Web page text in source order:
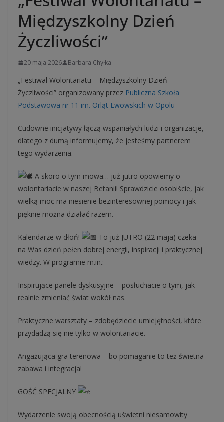
Międzyszkolny Dzień
Życzliwości”
20 maja 2026 Barbara Chyłka
„Festiwal Wolontariatu – Międzyszkolny Dzień
Życzliwości” organizowany przez Publiczna Szkoła
Podstawowa nr 11 im. Orląt Lwowskich w Opolu
Cudowne inicjatywy łączą wspaniałych ludzi i organizacje,
dlatego z dumą informujemy, że jesteśmy partnerem
tego wydarzenia.
A skoro o tym mowa… już jutro opowiemy o
wolontariacie w naszej Betanii! Sprawdzicie osobiście, jak
wielką moc ma niesienie bezinteresownej pomocy i jak
pięknie można działać razem.
Kalendarze w dłoń!
To już JUTRO (22 maja) czeka
na Was dzień pełen dobrej energii, inspiracji i praktycznej
wiedzy. W programie m.in.:
Inspirujące panele dyskusyjne – posłuchacie o tym, jak
realnie zmieniać świat wokół nas.
Praktyczne warsztaty – zdobędziecie umiejętności, które
przydadzą się nie tylko w wolontariacie.
Angażująca gra terenowa – bo pomaganie to też świetna
zabawa i integracja!
GOŚĆ SPECJALNY
Wydarzenie swoją obecnością uświetni niesamowity